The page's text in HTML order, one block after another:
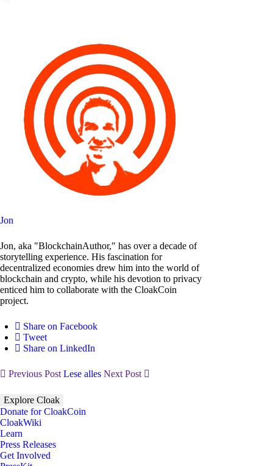
Jon
Jon, aka "BlockchainAuthor," has over a decade of
storytelling experience. His fascination for
decentralized economies drew him into the world of
blockchain and crypto, while his devotion to privacy
enticed him to collaborate with the CloakCoin
project.
Share on Facebook
Tweet
Share on LinkedIn
Previous Post Lese alles Next Post
Explore Cloak
Donate for CloakCoin
CloakWiki
Learn
Press Releases
Get Involved